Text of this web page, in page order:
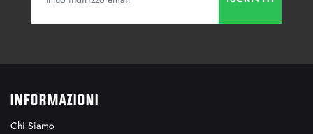
INFORMAZIONI
Chi Siamo